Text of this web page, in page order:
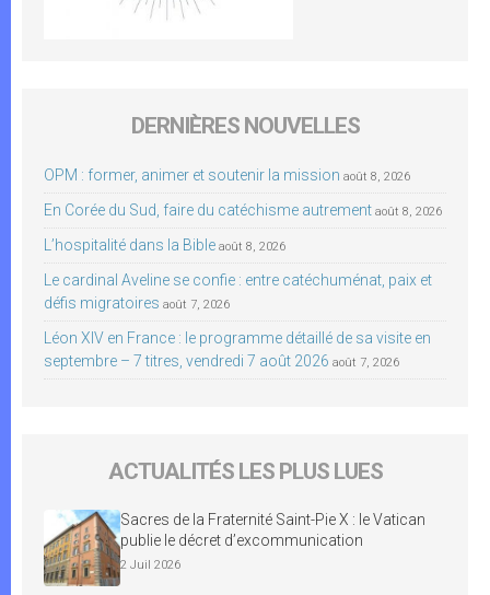
DERNIÈRES NOUVELLES
OPM : former, animer et soutenir la mission août 8, 2026
En Corée du Sud, faire du catéchisme autrement août 8, 2026
L’hospitalité dans la Bible août 8, 2026
Le cardinal Aveline se confie : entre catéchuménat, paix et
défis migratoires août 7, 2026
Léon XIV en France : le programme détaillé de sa visite en
septembre – 7 titres, vendredi 7 août 2026 août 7, 2026
ACTUALITÉS LES PLUS LUES
Sacres de la Fraternité Saint-Pie X : le Vatican
publie le décret d’excommunication
2 Juil 2026